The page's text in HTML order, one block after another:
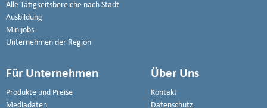
Alle Tätigkeitsbereiche nach Stadt
Ausbildung
Minijobs
Unternehmen der Region
Für Unternehmen
Produkte und Preise
Mediadaten
Über Uns
Kontakt
Datenschutz